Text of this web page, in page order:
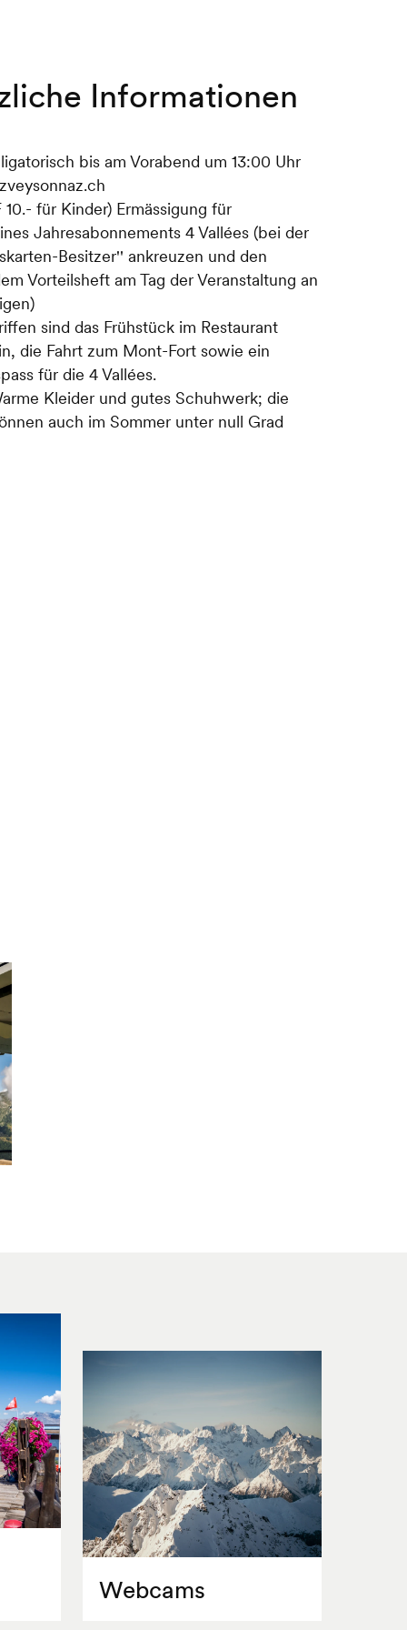
Informationen
bis am Vorabend um 13:00 Uhr
für Kinder) Ermässigung für
Jahresabonnements 4 Vallées (bei der
Besitzer'' ankreuzen und den
Vorteilsheft am Tag der Veranstaltung an
sind das Frühstück im Restaurant
die Fahrt zum Mont-Fort sowie ein
für die 4 Vallées.
Kleider und gutes Schuhwerk; die
auch im Sommer unter null Grad
Webcams